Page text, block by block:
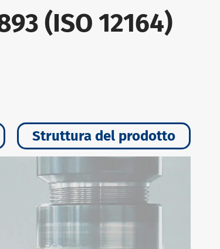
(ISO 12164)
Struttura del prodotto